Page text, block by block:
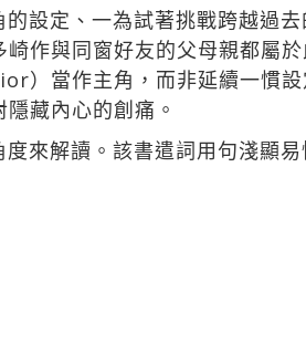
設定、一為試著挑戰跨越過
作與同窗好友的父母親都屬
）當作主角，而非延續一慣
藏內心的創痛。
來解讀。該書遣詞用句淺顯